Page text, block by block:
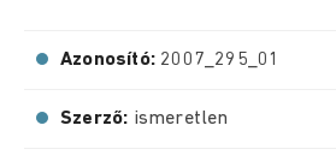
Azonosító: 2007_295_01
Szerző: ismeretlen